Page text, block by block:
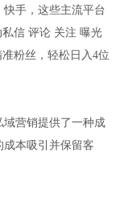
手，这些主流平台
信 评论 关注 曝光
粉丝，轻松日入4位
域营销提供了一种成
本吸引并保留客